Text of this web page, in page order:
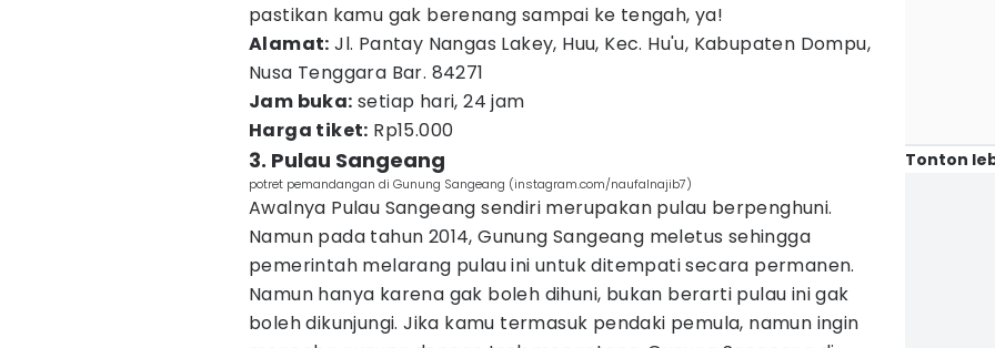
pastikan kamu gak berenang sampai ke tengah, ya!
Alamat: Jl. Pantay Nangas Lakey, Huu, Kec. Hu'u, Kabupaten Dompu,
Nusa Tenggara Bar. 84271
Jam buka: setiap hari, 24 jam
Harga tiket: Rp15.000
3. Pulau Sangeang
potret pemandangan di Gunung Sangeang (instagram.com/naufalnajib7)
Awalnya Pulau Sangeang sendiri merupakan pulau berpenghuni.
Namun pada tahun 2014, Gunung Sangeang meletus sehingga
pemerintah melarang pulau ini untuk ditempati secara permanen.
Namun hanya karena gak boleh dihuni, bukan berarti pulau ini gak
boleh dikunjungi. Jika kamu termasuk pendaki pemula, namun ingin
Tonton